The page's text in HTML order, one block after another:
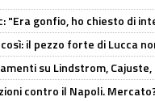
"Era gonfio, ho chiesto di
il pezzo forte di Lucca
su Lindstrom,
contro il Napoli.